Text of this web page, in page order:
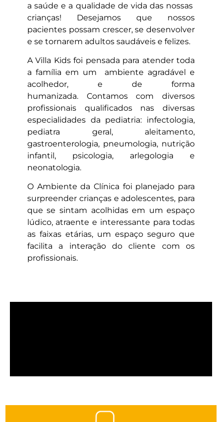
a saúde e a qualidade de vida das nossas
crianças! Desejamos que nossos
pacientes possam crescer, se desenvolver
e se tornarem adultos saudáveis e felizes.
A Villa Kids foi pensada para atender toda
a família em um ambiente agradável e
acolhedor, e de forma
humanizada. Contamos com diversos
profissionais qualificados nas diversas
especialidades da pediatria: infectologia,
pediatra geral, aleitamento,
gastroenterologia, pneumologia, nutrição
infantil, psicologia, arlegologia e
neonatologia.
O Ambiente da Clínica foi planejado para
surpreender crianças e adolescentes, para
que se sintam acolhidas em um espaço
lúdico, atraente e interessante para todas
as faixas etárias, um espaço seguro que
facilita a interação do cliente com os
profissionais.